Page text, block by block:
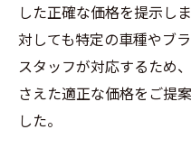
した正確な価格を提示し
対しても特定の車種やブ
スタッフが対応するため
さえた適正な価格をご提
した。